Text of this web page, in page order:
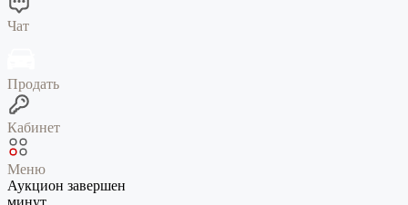
Чат
Продать
Кабинет
Меню
Аукцион завершен